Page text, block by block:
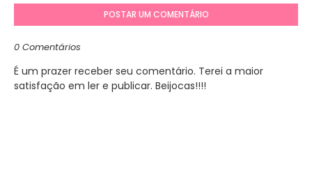
POSTAR UM COMENTÁRIO
0 Comentários
É um prazer receber seu comentário. Terei a maior
satisfação em ler e publicar. Beijocas!!!!